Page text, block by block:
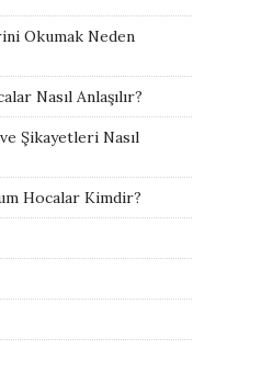
Okumak Neden
Nasıl Anlaşılır?
Şikayetleri Nasıl
Hocalar Kimdir?